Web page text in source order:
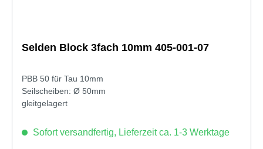
Selden Block 3fach 10mm 405-001-07
PBB 50 für Tau 10mm
Seilscheiben: Ø 50mm
gleitgelagert
Sofort versandfertig, Lieferzeit ca. 1-3 Werktage